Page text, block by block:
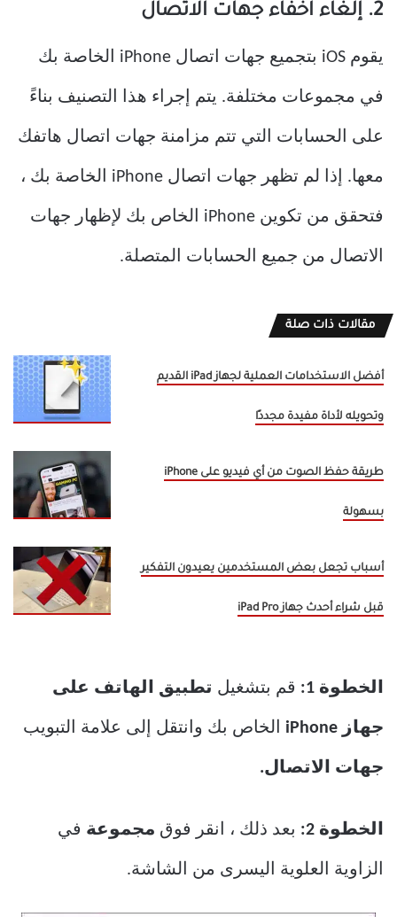
2. إلغاء اخفاء جهات الاتصال
يقوم iOS بتجميع جهات اتصال iPhone الخاصة بك
في مجموعات مختلفة. يتم إجراء هذا التصنيف بناءً
على الحسابات التي تتم مزامنة جهات اتصال هاتفك
معها. إذا لم تظهر جهات اتصال iPhone الخاصة بك ،
فتحقق من تكوين iPhone الخاص بك لإظهار جهات
الاتصال من جميع الحسابات المتصلة.
مقالات ذات صلة
أفضل الاستخدامات العملية لجهاز iPad القديم
وتحويله لأداة مفيدة مجددًا
طريقة حفظ الصوت من أي فيديو على iPhone
بسهولة
أسباب تجعل بعض المستخدمين يعيدون التفكير
قبل شراء أحدث جهاز iPad Pro
الخطوة 1: قم بتشغيل تطبيق الهاتف على
جهاز iPhone الخاص بك وانتقل إلى علامة التبويب
جهات الاتصال.
الخطوة 2: بعد ذلك ، انقر فوق مجموعة في
الزاوية العلوية اليسرى من الشاشة.